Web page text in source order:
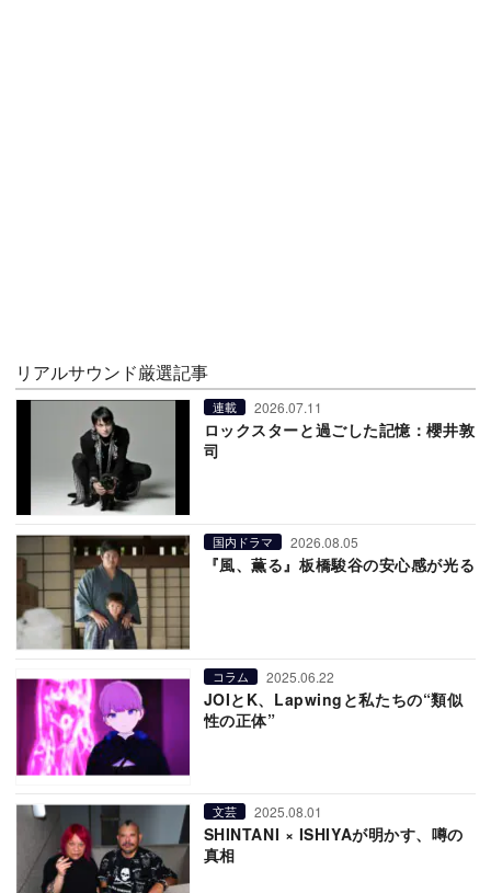
リアルサウンド厳選記事
連載 2026.07.11
ロックスターと過ごした記憶：櫻井敦
司
国内ドラマ 2026.08.05
『風、薫る』板橋駿谷の安心感が光る
コラム 2025.06.22
JOIとK、Lapwingと私たちの“類似
性の正体”
文芸 2025.08.01
SHINTANI × ISHIYAが明かす、噂の
真相